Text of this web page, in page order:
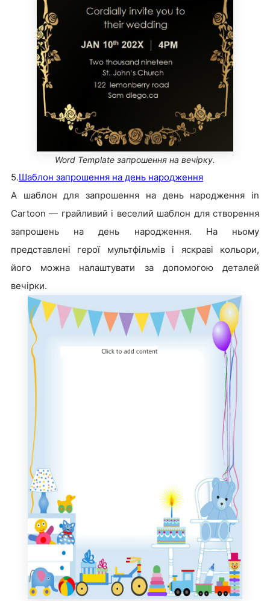
Word Template запрошення на вечірку.
5.Шаблон запрошення на день народження
А шаблон для запрошення на день народження in
Cartoon — грайливий і веселий шаблон для створення
запрошень на день народження. На ньому
представлені герої мультфільмів і яскраві кольори,
його можна налаштувати за допомогою деталей
вечірки.